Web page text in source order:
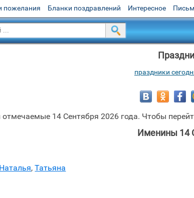
пожелания Бланки поздравлений Интересное
праздники
14 Сентября 2026 года. Чтобы
Именины 14
Наталья,Татьяна